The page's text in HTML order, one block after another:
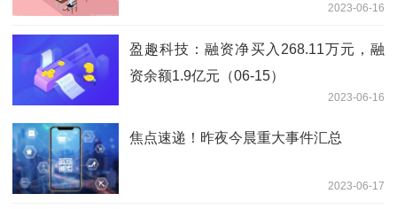
2023-06-16
盈趣科技：融资净买入268.11万元，融
资余额1.9亿元（06-15）
2023-06-16
焦点速递！昨夜今晨重大事件汇总
2023-06-17